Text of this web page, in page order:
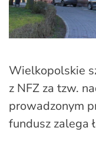
Wielkopolskie
z NFZ za tzw.
prowadzonym
fundusz zalega